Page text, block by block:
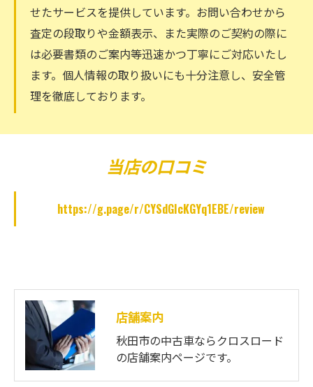
せたサービスを提供しています。お問い合わせから
査定の段取りや金額表示、また実際のご契約の際に
は必要書類のご案内等迅速かつ丁寧にご対応いたし
ます。個人情報の取り扱いにも十分注意し、安全管
理を徹底しております。
当店の口コミ
https://g.page/r/CYSdGIcKGYq1EBE/review
店舗案内
秋田市の中古車ならクロスロード
の店舗案内ページです。